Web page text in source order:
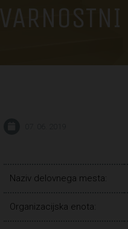
VARNOSTNI
Naziv delovnega mesta:
Organizacijska enota: